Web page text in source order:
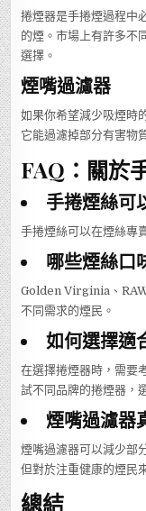
捲煙器是手捲煙過程中
的煙。市場上有許多不
選擇。
煙嘴過濾器
如果你希望減少吸煙時
它能過濾掉部分有害物
FAQ：關於
手捲煙絲可
手捲煙絲可以在煙絲專
哪些煙絲口
Golden Virginia、
不同需求的煙民。
如何選擇適
在選擇捲煙器時，需要
試不同品牌的捲煙器，
煙嘴過濾器
煙嘴過濾器可以減少部
但對於注重健康的煙民
總結